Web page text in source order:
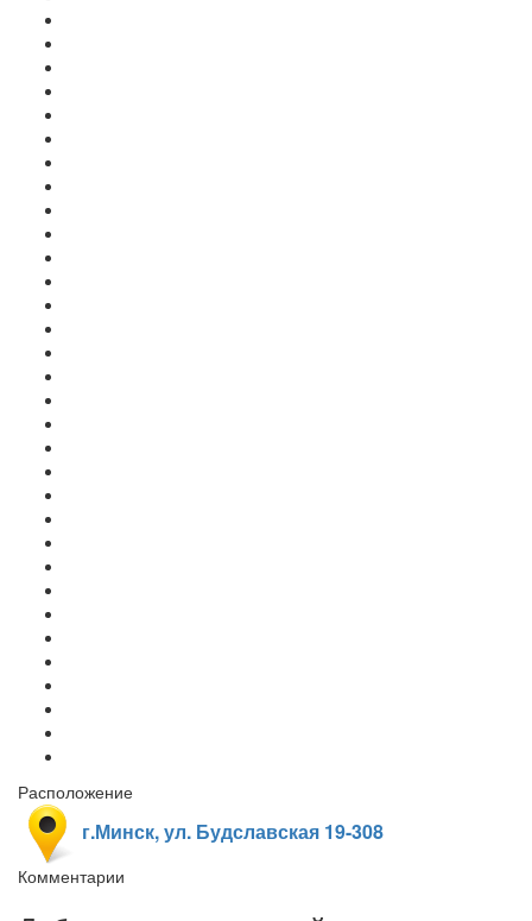
Расположение
г.Минск, ул. Будславская 19-308
Комментарии